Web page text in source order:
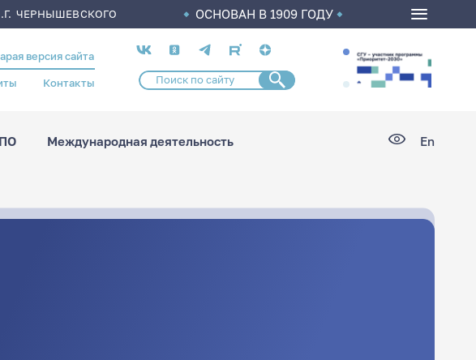
ЧЕРНЫШЕВСКОГО ОСНОВАН В 1909 ГОДУ
версия сайта
Контакты
Социальные
сети
Международная деятельность En